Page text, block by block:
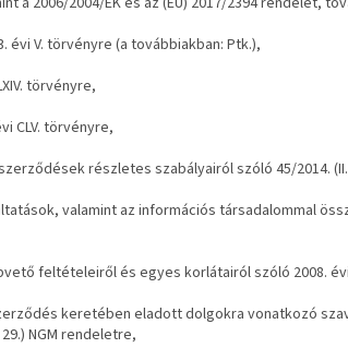
évi V. törvényre (a továbbiakban: Ptk.),
törvényre,
CLV. törvényre,
részletes szabályairól szóló 45/2014.
valamint az információs társadalommal
feltételeiről és egyes korlátairól szóló 2008. évi
keretében eladott dolgokra vonatkozó
NGM rendeletre,